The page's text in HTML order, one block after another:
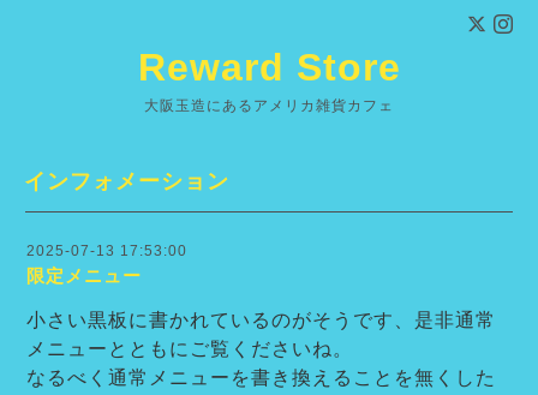
Reward Store
大阪玉造にあるアメリカ雑貨カフェ
インフォメーション
2025-07-13 17:53:00
限定メニュー
小さい黒板に書かれているのがそうです、是非通常
メニューとともにご覧くださいね。
なるべく通常メニューを書き換えることを無くした